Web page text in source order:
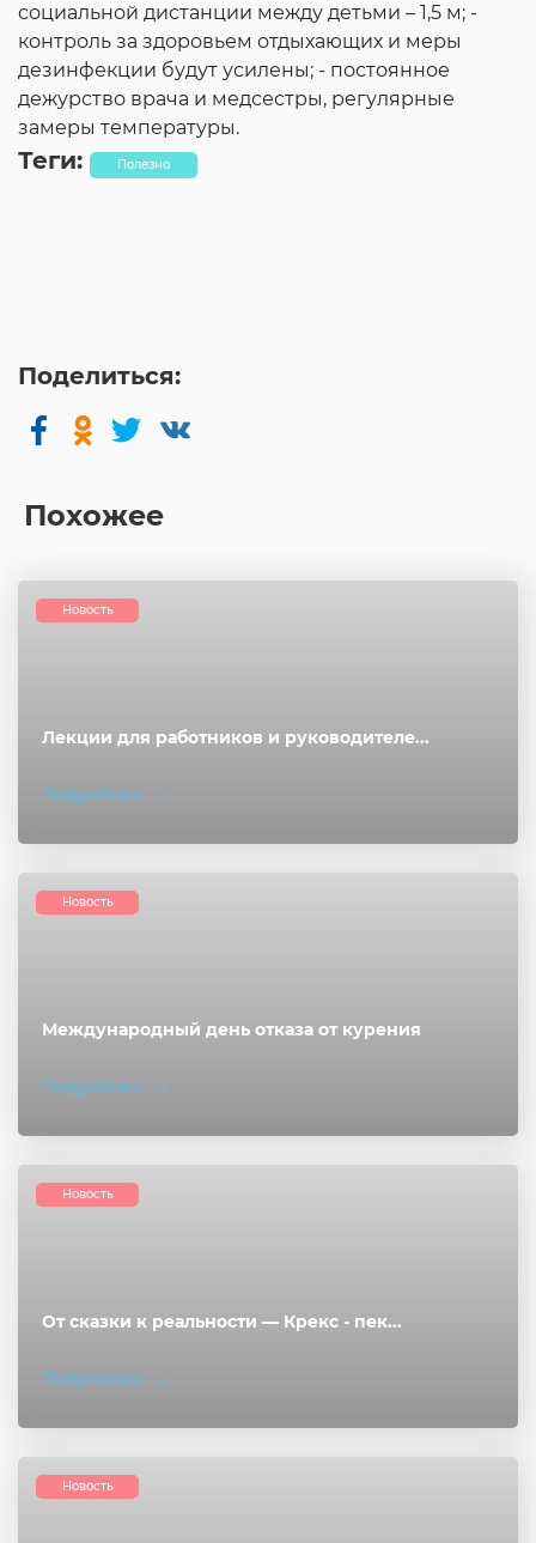
социальной дистанции между детьми – 1,5 м; -
контроль за здоровьем отдыхающих и меры
дезинфекции будут усилены; - постоянное
дежурство врача и медсестры, регулярные
замеры температуры.
Теги: Полезно
Поделиться:
Похожее
Лекции для работников и руководителе...
Подробнее
Новость
Международный день отказа от курения
Подробнее
Новость
От сказки к реальности — Крекс - пек...
Подробнее
Новость
Новость